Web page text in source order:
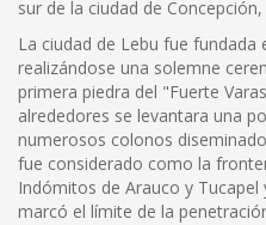
sur de la ciudad de
La ciudad de Lebu fue fundada
realizándose una solemne
primera piedra del "Fuerte
alrededores se levantara una
numerosos colonos
fue considerado como la
Indómitos de Arauco y Tucapel
marcó el límite de la